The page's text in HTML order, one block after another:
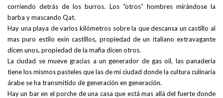
corriendo detrás de los burros. Los “otros” hombres mirándose la
barba y mascando Qat.
Hay una playa de varios kilómetros sobre la que descansa un castillo al
mas puro estilo exin castillos, propiedad de un italiano extravagante
dicen unos, propiedad de la mafia dicen otros.
La ciudad se mueve gracias a un generador de gas oil, las panadería
tiene los mismos pasteles que las de mi ciudad donde la cultura culinaria
árabe se ha transmitido de generación en generación.
Hay un bar en el porche de una casa que está mas allá del fuerte donde